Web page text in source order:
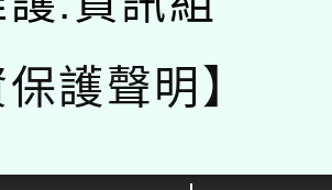
保護聲明】